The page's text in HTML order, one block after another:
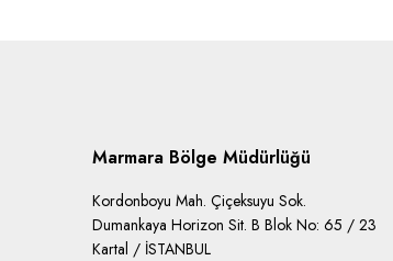
Marmara Bölge Müdürlüğü
Kordonboyu Mah. Çiçeksuyu Sok.
Dumankaya Horizon Sit. B Blok No: 65 / 23
Kartal / İSTANBUL